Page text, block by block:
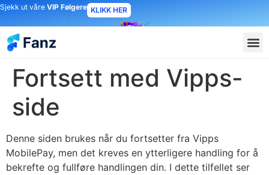
Sjekk ut våre VIP Følgere KLIKK HER
Fortsett med Vipps-
side
Denne siden brukes når du fortsetter fra Vipps
MobilePay, men det kreves en ytterligere handling for å
bekrefte og fullføre handlingen din. I dette tilfellet ser